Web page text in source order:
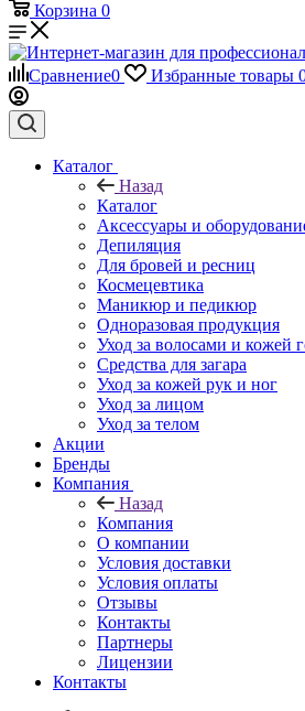
Корзина 0
Сравнение0 Избранные товары
Каталог
Назад
Каталог
Аксессуары и
Депиляция
Для бровей и ресниц
Космецевтика
Маникюр и педикюр
Одноразовая продукция
Уход за волосами и кожей
Средства для загара
Уход за кожей рук и ног
Уход за лицом
Уход за телом
Акции
Бренды
Компания
Назад
Компания
О компании
Условия доставки
Условия оплаты
Отзывы
Контакты
Партнеры
Лицензии
Контакты